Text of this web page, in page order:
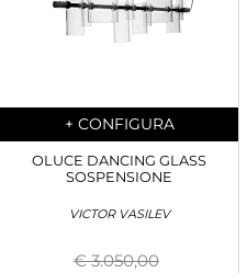
Quantity
+ CONFIGURA
OLUCE DANCING GLASS
SOSPENSIONE
VICTOR VASILEV
€ 3.050,00